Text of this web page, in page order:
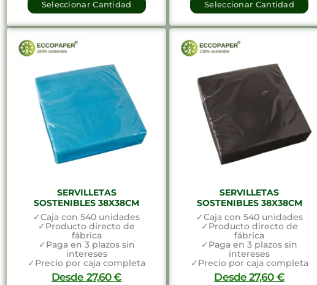
Seleccionar Cantidad Seleccionar Cantidad
SERVILLETAS
SOSTENIBLES 38X38CM
✓Caja con 540 unidades
✓Producto directo de
fábrica
✓Paga en 3 plazos sin
intereses
✓Precio por caja completa
Desde 27,60€
SERVILLETAS
SOSTENIBLES 38X38CM
✓Caja con 540 unidades
✓Producto directo de
fábrica
✓Paga en 3 plazos sin
intereses
✓Precio por caja completa
Desde27,60 €